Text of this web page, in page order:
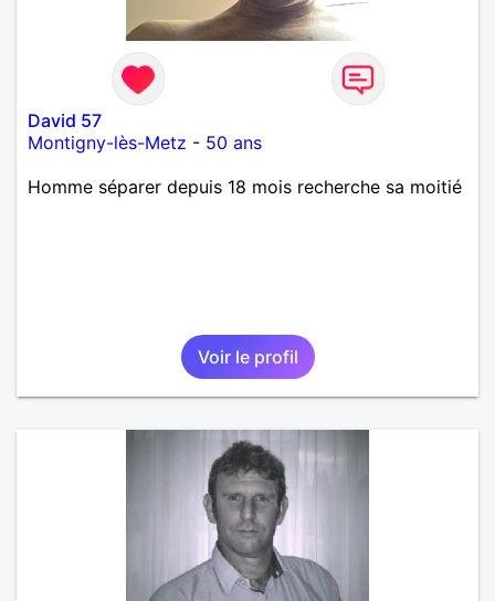
David 57
Montigny-lès-Metz - 50 ans
Homme séparer depuis 18 mois recherche sa moitié
Voir le profil